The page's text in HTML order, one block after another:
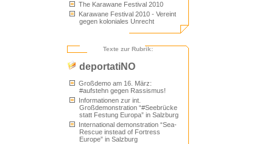
The Karawane Festival 2010
Karawane Festival 2010 - Vereint
gegen koloniales Unrecht
Texte zur Rubrik:
deportatiNO
Großdemo am 16. März:
#aufstehn gegen Rassismus!
Informationen zur int.
Großdemonstration “#Seebrücke
statt Festung Europa” in Salzburg
International demonstration “Sea-
Rescue instead of Fortress
Europe” in Salzburg